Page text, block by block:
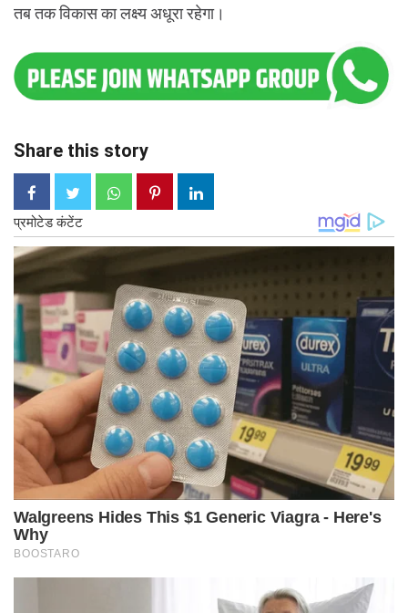
तब तक विकास का लक्ष्य अधूरा रहेगा।
Share this story